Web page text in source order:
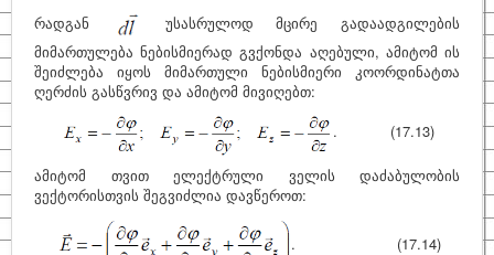
რადგან
უსასრულოდ მცირე გადაადგილების
მიმართულება ნებისმიერად გვქონდა აღებული, ამიტომ ის
შეიძლება იყოს მიმართული ნებისმიერი კოორდინატთა
ღერძის გასწვრივ და ამიტომ მივიღებთ:
. (17.13)
ამიტომ თვით ელექტრული ველის დაძაბულობის
ვექტორისთვის შეგვიძლია დავწეროთ:
. (17.14)